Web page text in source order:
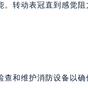
转动表冠直到感觉
和维护消防设备以